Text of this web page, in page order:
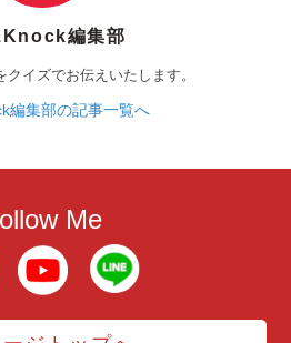
編集部
イズでお伝えいたします。
編集部の記事一覧へ
Me